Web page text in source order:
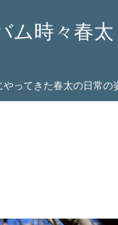
ム時々春太
ってきた春太の日常の